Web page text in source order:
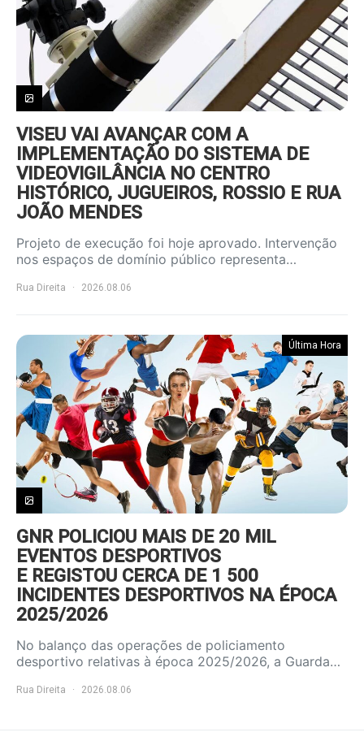
VISEU VAI AVANÇAR COM A
IMPLEMENTAÇÃO DO SISTEMA DE
VIDEOVIGILÂNCIA NO CENTRO
HISTÓRICO, JUGUEIROS, ROSSIO E RUA
JOÃO MENDES
Projeto de execução foi hoje aprovado. Intervenção
nos espaços de domínio público representa…
Rua Direita 2026.08.06
Última Hora
GNR POLICIOU MAIS DE 20 MIL
EVENTOS DESPORTIVOS
E REGISTOU CERCA DE 1 500
INCIDENTES DESPORTIVOS NA ÉPOCA
2025/2026
No balanço das operações de policiamento
desportivo relativas à época 2025/2026, a Guarda…
Rua Direita 2026.08.06